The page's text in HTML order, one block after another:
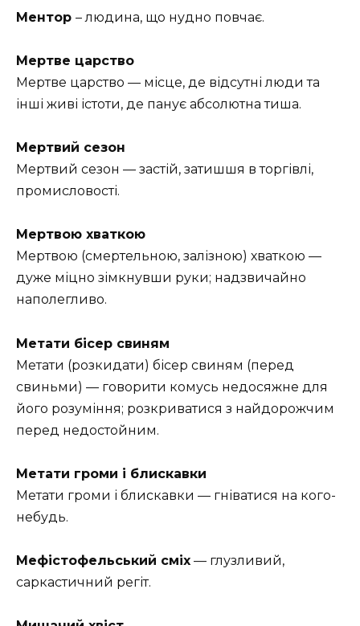
Ментор – людина, що нудно повчає.
Мертве царство
Мертве царство — місце, де відсутні люди та
інші живі істоти, де панує абсолютна тиша.
Мертвий сезон
Мертвий сезон — застій, затишшя в торгівлі,
промисловості.
Мертвою хваткою
Мертвою (смертельною, залізною) хваткою —
дуже міцно зімкнувши руки; надзвичайно
наполегливо.
Метати бісер свиням
Метати (розкидати) бісер свиням (перед
свиньми) — говорити комусь недосяжне для
його розуміння; розкриватися з найдорожчим
перед недостойним.
Метати громи і блискавки
Метати громи і блискавки — гніватися на кого-
небудь.
Мефістофельський сміх — глузливий,
саркастичний регіт.